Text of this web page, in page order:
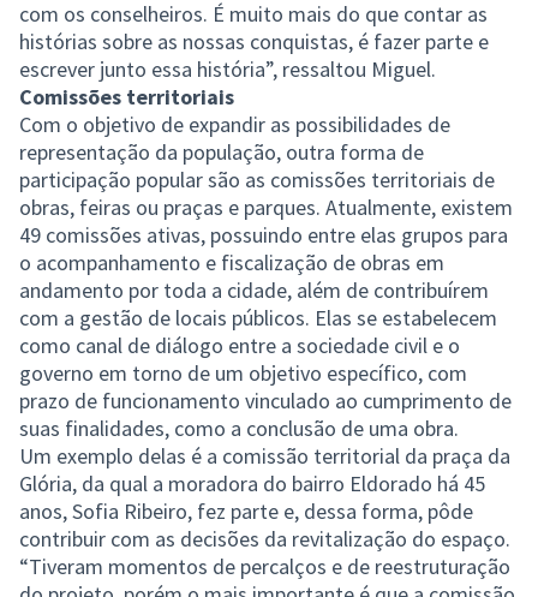
com os conselheiros. É muito mais do que contar as
histórias sobre as nossas conquistas, é fazer parte e
escrever junto essa história”, ressaltou Miguel.
Comissões territoriais
Com o objetivo de expandir as possibilidades de
representação da população, outra forma de
participação popular são as comissões territoriais de
obras, feiras ou praças e parques. Atualmente, existem
49 comissões ativas, possuindo entre elas grupos para
o acompanhamento e fiscalização de obras em
andamento por toda a cidade, além de contribuírem
com a gestão de locais públicos. Elas se estabelecem
como canal de diálogo entre a sociedade civil e o
governo em torno de um objetivo específico, com
prazo de funcionamento vinculado ao cumprimento de
suas finalidades, como a conclusão de uma obra.
Um exemplo delas é a comissão territorial da praça da
Glória, da qual a moradora do bairro Eldorado há 45
anos, Sofia Ribeiro, fez parte e, dessa forma, pôde
contribuir com as decisões da revitalização do espaço.
“Tiveram momentos de percalços e de reestruturação